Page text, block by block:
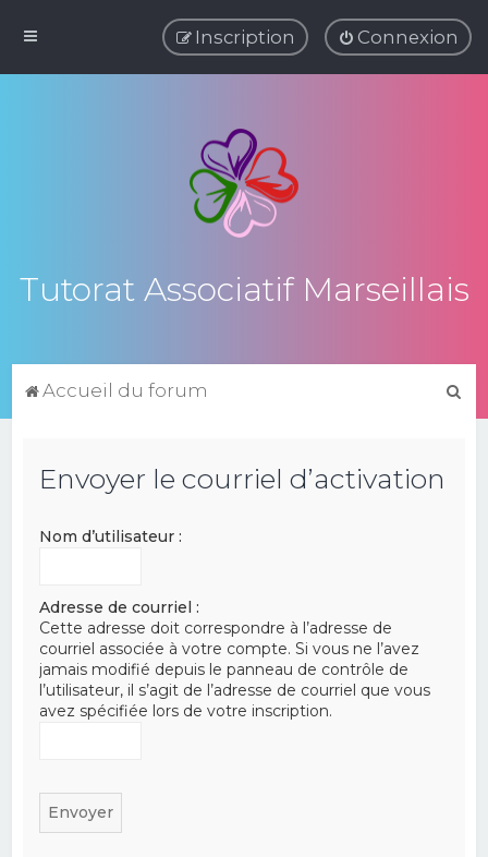
Connexion
Inscription
Tutorat Associatif Marseillais
Accueil du forum
Envoyer le courriel d’activation
Nom d’utilisateur :
Adresse de courriel :
Cette adresse doit correspondre à l’adresse de
courriel associée à votre compte. Si vous ne l’avez
jamais modifié depuis le panneau de contrôle de
l’utilisateur, il s’agit de l’adresse de courriel que vous
avez spécifiée lors de votre inscription.